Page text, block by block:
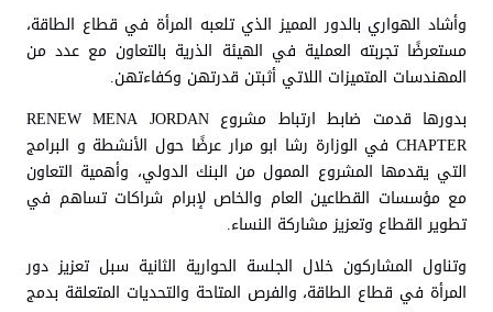
وأشاد الهواري بالدور المميز الذي تلعبه المرأة في قطاع الطاقة،
مستعرضًا تجربته العملية في الهيئة الذرية بالتعاون مع عدد من
المهندسات المتميزات اللاتي أثبتن قدرتهن وكفاءتهن.
بدورها قدمت ضابط ارتباط مشروع RENEW MENA JORDAN
CHAPTER في الوزارة رشا ابو مرار عرضًا حول الأنشطة و البرامج
التي يقدمها المشروع الممول من البنك الدولي، وأهمية التعاون
مع مؤسسات القطاعين العام والخاص لإبرام شراكات تساهم في
تطوير القطاع وتعزيز مشاركة النساء.
وتناول المشاركون خلال الجلسة الحوارية الثانية سبل تعزيز دور
المرأة في قطاع الطاقة، والفرص المتاحة والتحديات المتعلقة بدمج